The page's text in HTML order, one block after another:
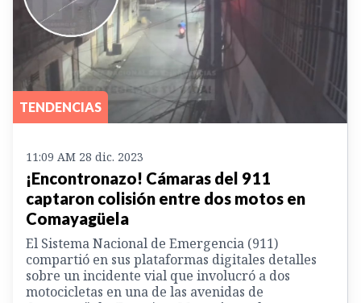
TENDENCIAS
11:09 AM 28 dic. 2023
¡Encontronazo! Cámaras del 911
captaron colisión entre dos motos en
Comayagüela
El Sistema Nacional de Emergencia (911)
compartió en sus plataformas digitales detalles
sobre un incidente vial que involucró a dos
motocicletas en una de las avenidas de